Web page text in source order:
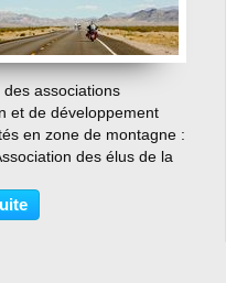
…
des associations
et de développement
en zone de montagne :
des élus de la
montagnarde -
pyrénéennes